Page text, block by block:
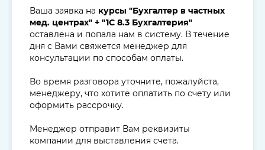
Ваша заявка на курсы "Бухгалтер в частных
мед. центрах" + "1С 8.3 Бухгалтерия"
оставлена и попала нам в систему. В течение
дня с Вами свяжется менеджер для
консультации по способам оплаты.
Во время разговора уточните, пожалуйста,
менеджеру, что хотите оплатить по счету или
оформить рассрочку.
Менеджер отправит Вам реквизиты
компании для выставления счета.